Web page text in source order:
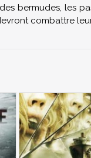
bermudes, les
combattre